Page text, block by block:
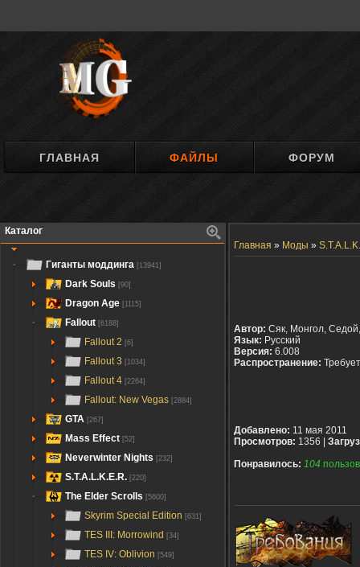
ГЛАВНАЯ ФАЙЛЫ ФОРУМ
Каталог
Гиганты моддинга [13941]
Dark Souls [90]
Dragon Age [1115]
Fallout [6188]
Fallout 2 [6]
Fallout 3 [1034]
Fallout 4 [2264]
Fallout: New Vegas [2884]
GTA [267]
Mass Effect [52]
Neverwinter Nights [232]
S.T.A.L.K.E.R. [220]
The Elder Scrolls [5600]
Skyrim Special Edition [631]
TES III: Morrowind [34]
TES IV: Oblivion [549]
Главная » Моды »
Автор: Сяк, Монгол,
Язык: Русский
Версия: 6.008
Распространение:
Добавлено: 11 мая 2011
Просмотров: 1356 |
Понравилось: 104